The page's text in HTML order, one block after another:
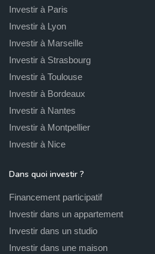
Investir à Paris
Investir à Lyon
Investir à Marseille
Investir à Strasbourg
Investir à Toulouse
Investir à Bordeaux
Investir à Nantes
Investir à Montpellier
Investir à Nice
Dans quoi investir ?
Financement participatif
Investir dans un appartement
Investir dans un studio
Investir dans une maison